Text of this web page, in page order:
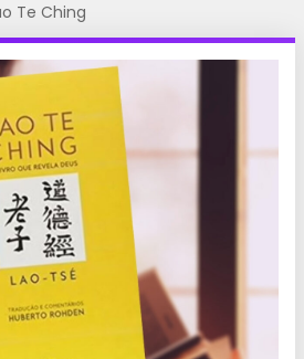
Te Ching